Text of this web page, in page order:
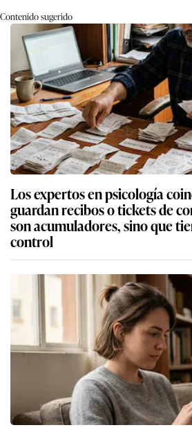
Contenido sugerido
Los expertos en psicología
guardan recibos o tickets de
son acumuladores, sino que
control